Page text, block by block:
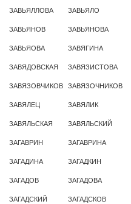
ЗАВЬЯЛЛОВА ЗАВЬЯЛО
ЗАВЬЯНОВ ЗАВЬЯНОВА
ЗАВЬЯОВА ЗАВЯГИНА
ЗАВЯДОВСКАЯ ЗАВЯЗИСТОВА
ЗАВЯЗОВЧИКОВ ЗАВЯЗОЧНИКОВ
ЗАВЯЛЕЦ ЗАВЯЛИК
ЗАВЯЛЬСКАЯ ЗАВЯЛЬСКИЙ
ЗАГАВРИН ЗАГАВРИНА
ЗАГАДИНА ЗАГАДКИН
ЗАГАДОВ ЗАГАДОВА
ЗАГАДСКИЙ ЗАГАДСКОВ